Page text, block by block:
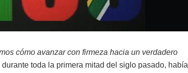
cómo avanzar con firmeza hacia un verdadero
toda la primera mitad del siglo pasado, había